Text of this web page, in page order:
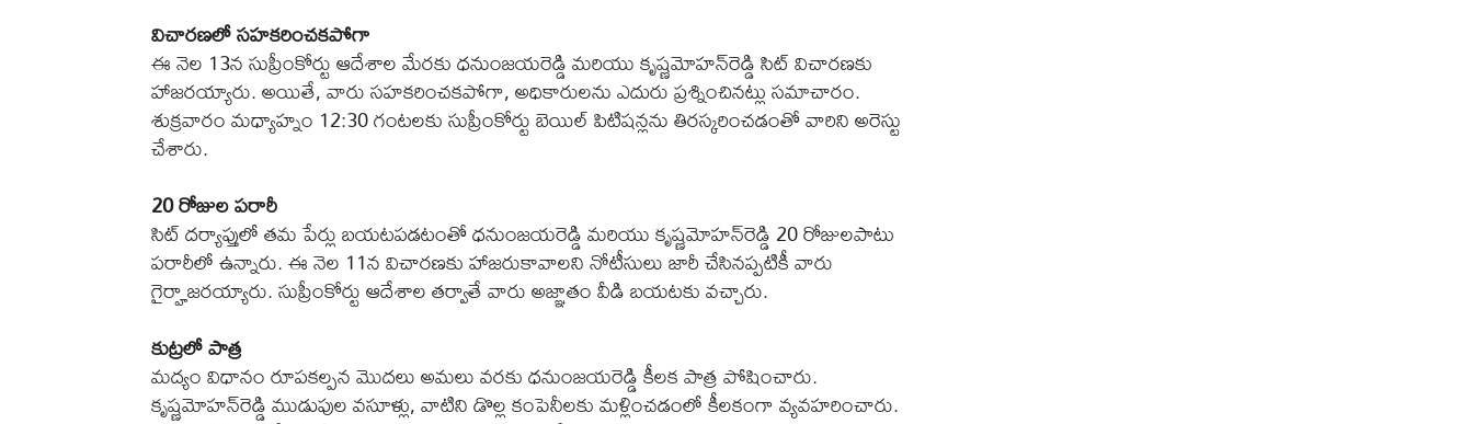
విచారణలో సహకరించకపోగా
ఈ నెల 13న సుప్రీంకోర్టు ఆదేశాల మేరకు ధనుంజయరెడ్డి మరియు కృష్ణమోహన్‌రెడ్డి సిట్‌ విచారణకు
హాజరయ్యారు. అయితే, వారు సహకరించకపోగా, అధికారులను ఎదురు ప్రశ్నించినట్లు సమాచారం.
శుక్రవారం మధ్యాహ్నం 12:30 గంటలకు సుప్రీంకోర్టు బెయిల్‌ పిటిషన్లను తిరస్కరించడంతో వారిని అరెస్టు
చేశారు.
20 రోజుల పరారీ
సిట్‌ దర్యాప్తులో తమ పేర్లు బయటపడటంతో ధనుంజయరెడ్డి మరియు కృష్ణమోహన్‌రెడ్డి 20 రోజులపాటు
పరారీలో ఉన్నారు. ఈ నెల 11న విచారణకు హాజరుకావాలని నోటీసులు జారీ చేసినప్పటికీ వారు
గైర్హాజరయ్యారు. సుప్రీంకోర్టు ఆదేశాల తర్వాతే వారు అజ్ఞాతం వీడి బయటకు వచ్చారు.
కుట్రలో పాత్ర
మద్యం విధానం రూపకల్పన మొదలు అమలు వరకు ధనుంజయరెడ్డి కీలక పాత్ర పోషించారు.
కృష్ణమోహన్‌రెడ్డి ముడుపుల వసూళ్లు, వాటిని డొల్ల కంపెనీలకు మళ్లించడంలో కీలకంగా వ్యవహరించారు.